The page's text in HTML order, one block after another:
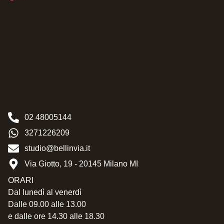
02 48005144
3271226209
studio@bellinvia.it
Via Giotto, 19 - 20145 Milano MI
ORARI
Dal lunedì al venerdì
Dalle 09.00 alle 13.00
e dalle ore 14.30 alle 18.30